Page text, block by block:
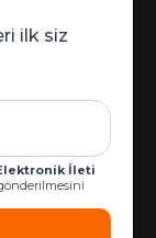
ilk siz
İleti